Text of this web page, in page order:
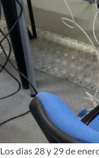
Los dias 28 y 29 de